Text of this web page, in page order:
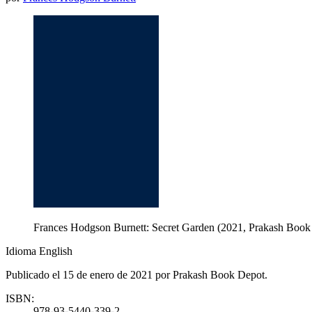
Frances Hodgson Burnett: Secret Garden (2021, Prakash
Idioma English
Publicado el 15 de enero de 2021 por Prakash Book Depot.
ISBN: